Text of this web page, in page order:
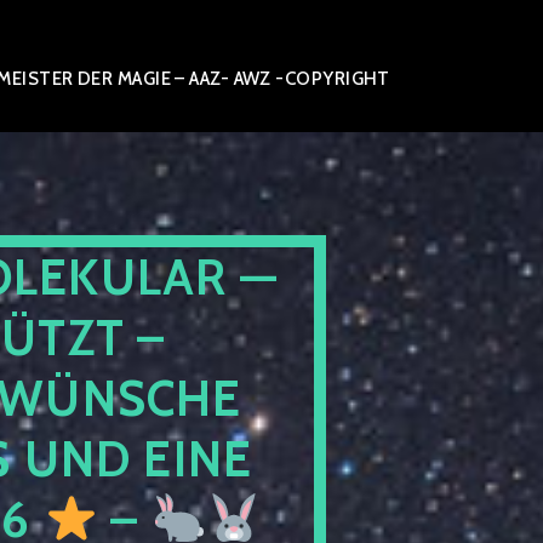
DER MAGIE – AAZ- AWZ -COPYRIGHT
—
–
UND EINE
–